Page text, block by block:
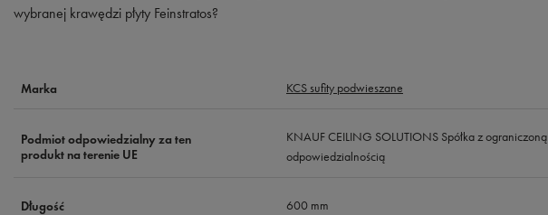
wybranej krawędzi płyty Feinstratos?
Marka KCS sufity podwieszane
Podmiot odpowiedzialny za ten
produkt na terenie UE
KNAUF CEILING SOLUTIONS Spółka z ograniczoną
odpowiedzialnością
Długość 600 mm